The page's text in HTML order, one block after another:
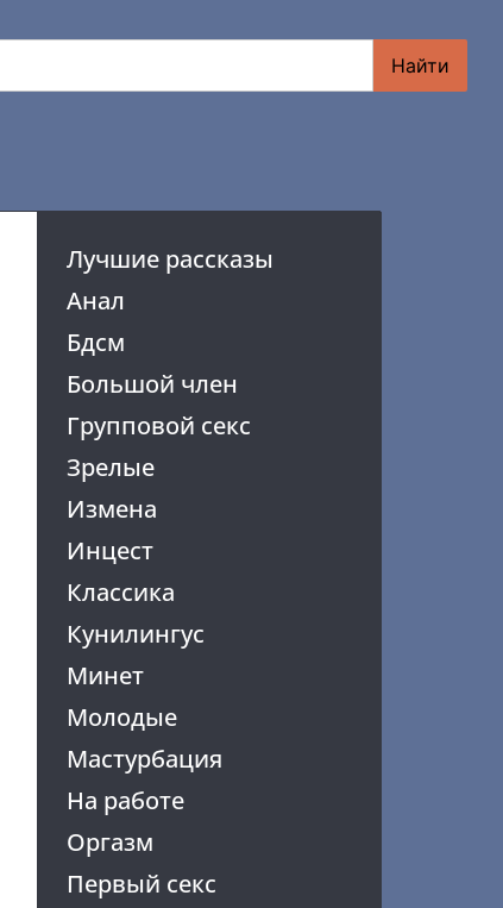
Найти
Лучшие рассказы
Анал
Бдсм
Большой член
Групповой секс
Зрелые
Измена
Инцест
Классика
Кунилингус
Минет
Молодые
Мастурбация
На работе
Оргазм
Первый секс